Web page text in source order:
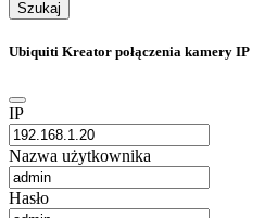
Szukaj
Ubiquiti Kreator połączenia kamery IP
IP
Nazwa użytkownika
Hasło